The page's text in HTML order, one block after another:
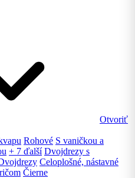
Otvoriť
Rohové S vaničkou a
+ 7 ďalší Dvojdrezy s
Celoplošné, nástavné
Čierne